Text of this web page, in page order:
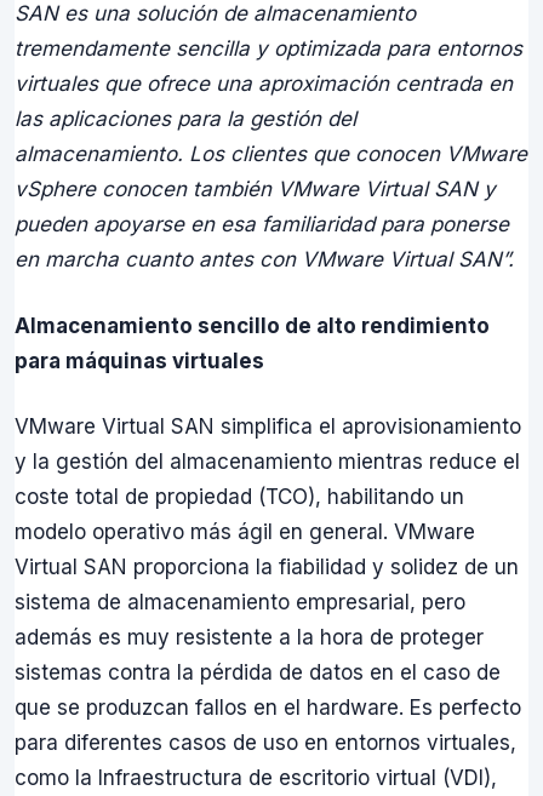
SAN es una solución de almacenamiento
tremendamente sencilla y optimizada para entornos
virtuales que ofrece una aproximación centrada en
las aplicaciones para la gestión del
almacenamiento. Los clientes que conocen VMware
vSphere conocen también VMware Virtual SAN y
pueden apoyarse en esa familiaridad para ponerse
en marcha cuanto antes con VMware Virtual SAN”.
Almacenamiento sencillo de alto rendimiento
para máquinas virtuales
VMware Virtual SAN simplifica el aprovisionamiento
y la gestión del almacenamiento mientras reduce el
coste total de propiedad (TCO), habilitando un
modelo operativo más ágil en general. VMware
Virtual SAN proporciona la fiabilidad y solidez de un
sistema de almacenamiento empresarial, pero
además es muy resistente a la hora de proteger
sistemas contra la pérdida de datos en el caso de
que se produzcan fallos en el hardware. Es perfecto
para diferentes casos de uso en entornos virtuales,
como la Infraestructura de escritorio virtual (VDI),